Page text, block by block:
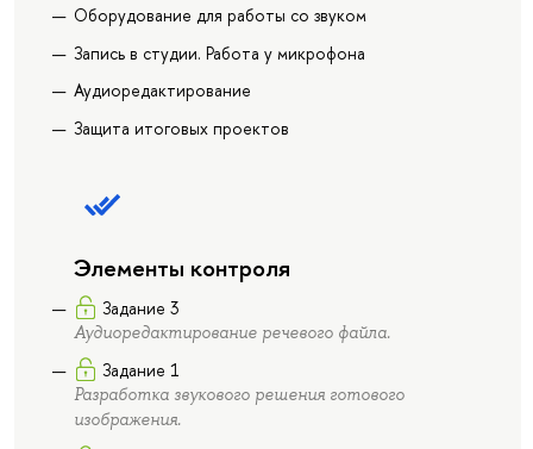
Оборудование для работы со звуком
Запись в студии. Работа у микрофона
Аудиоредактирование
Защита итоговых проектов
Элементы контроля
Задание 3
Аудиоредактирование речевого файла.
Задание 1
Разработка звукового решения готового
изображения.